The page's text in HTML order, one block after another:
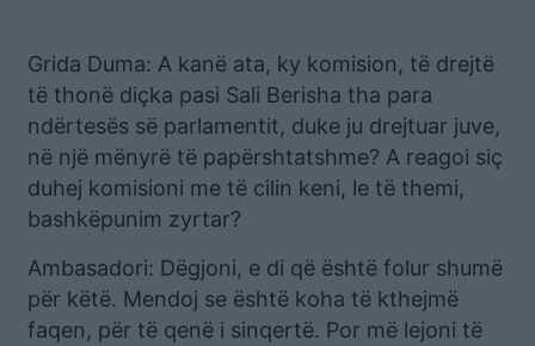
Grida Duma: A kanë ata, ky komision, të drejtë
të thonë diçka pasi Sali Berisha tha para
ndërtesës së parlamentit, duke ju drejtuar juve,
në një mënyrë të papërshtatshme? A reagoi siç
duhej komisioni me të cilin keni, le të themi,
bashkëpunim zyrtar?
Ambasadori: Dëgjoni, e di që është folur shumë
për këtë. Mendoj se është koha të kthejmë
faqen, për të qenë i sinqertë. Por më lejoni të